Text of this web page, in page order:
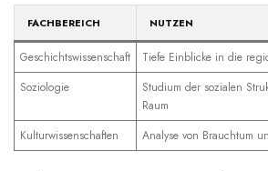
FACHBEREICH NUTZEN
Geschichtswissenschaft
Tiefe Einblicke ‌in die
Soziologie
Studium der sozialen
Raum
Kulturwissenschaften
Analyse von Brauchtum